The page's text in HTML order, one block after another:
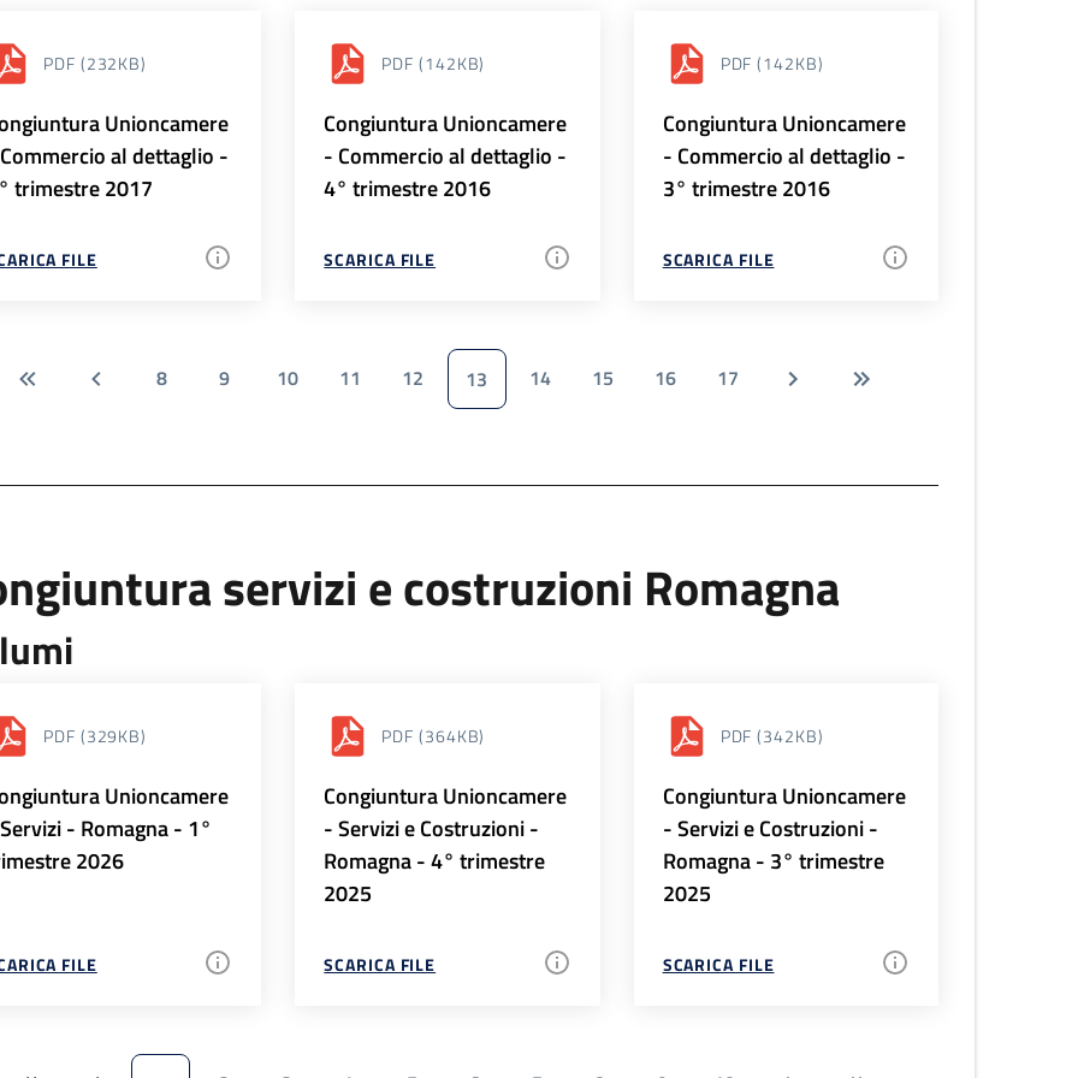
PDF (232KB)
Unioncamere
al dettaglio -
trimestre 2017
FILE
PDF (142KB)
Congiuntura Unioncamere
- Commercio al dettaglio -
4° trimestre 2016
SCARICA FILE
PDF (142KB)
Congiuntura Unioncamere
- Commercio al dettaglio -
3° trimestre 2016
SCARICA FILE
8 9 10 11 12 13 14 15 16 17
servizi e costruzioni Romagna
PDF (329KB)
Unioncamere
- Romagna - 1°
2026
FILE
PDF (364KB)
Congiuntura Unioncamere
- Servizi e Costruzioni -
Romagna - 4° trimestre
2025
SCARICA FILE
PDF (342KB)
Congiuntura Unioncamere
- Servizi e Costruzioni -
Romagna - 3° trimestre
2025
SCARICA FILE